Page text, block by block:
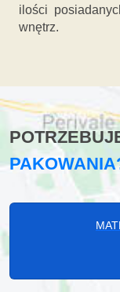
ilości
wnętrz.